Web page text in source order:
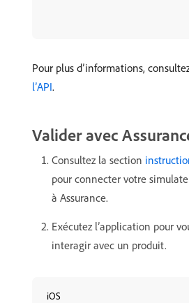
Pour plus d’informations,
l’API.
Valider avec
Consultez la section
pour connecter votre
à Assurance.
Exécutez l’application pour
interagir avec un produit.
iOS